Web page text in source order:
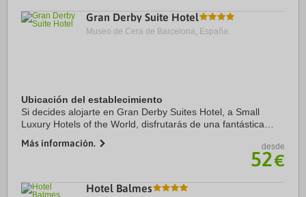
Gran Derby Suite Hotel
Museo de Cera de Barcelona, España.
Ubicación del establecimiento
Si decides alojarte en Gran Derby Suites Hotel, a Small
Luxury Hotels of the World, disfrutarás de una fantástica
coche de Plaza de Catalunya y ...
Más información. desde
52€
Hotel Balmes